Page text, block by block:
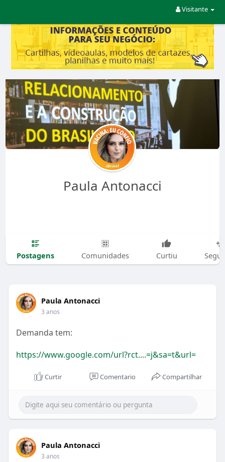
Visitante
Paula Antonacci
Postagens Comunidades Curtiu
Paula Antonacci
3 anos
Demanda tem:
https://www.google.com/url?rct....=j&sa=t&url=
Curtir Comentario Compartilhar
Paula Antonacci
3 anos